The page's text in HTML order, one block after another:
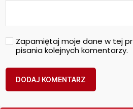
Zapamiętaj moje dane w tej
pisania kolejnych komentarzy.